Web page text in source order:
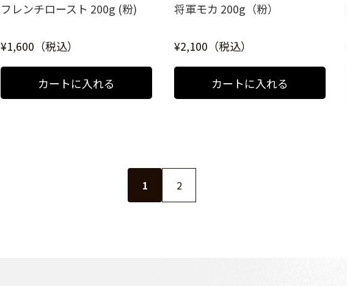
フレンチロースト 200g (粉)
¥1,600（税込）
将軍モカ 200g（粉）
¥2,100（税込）
1 2